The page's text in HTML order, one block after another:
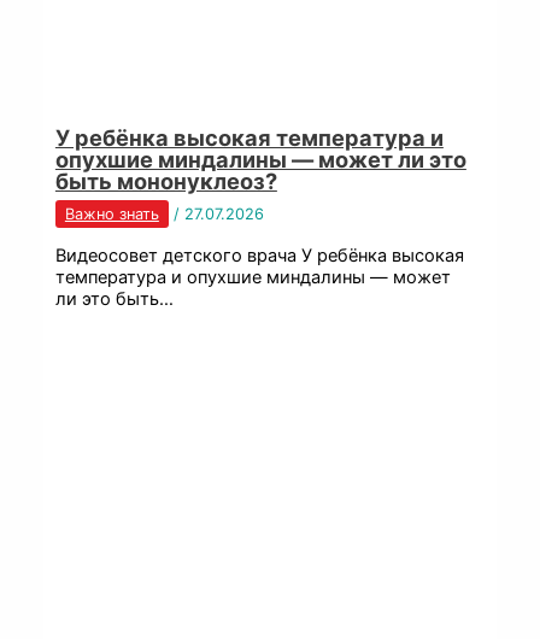
У ребёнка высокая температура и
опухшие миндалины — может ли это
быть мононуклеоз?
Важно знать / 27.07.2026
Видеосовет детского врача У ребёнка высокая
температура и опухшие миндалины — может
ли это быть…